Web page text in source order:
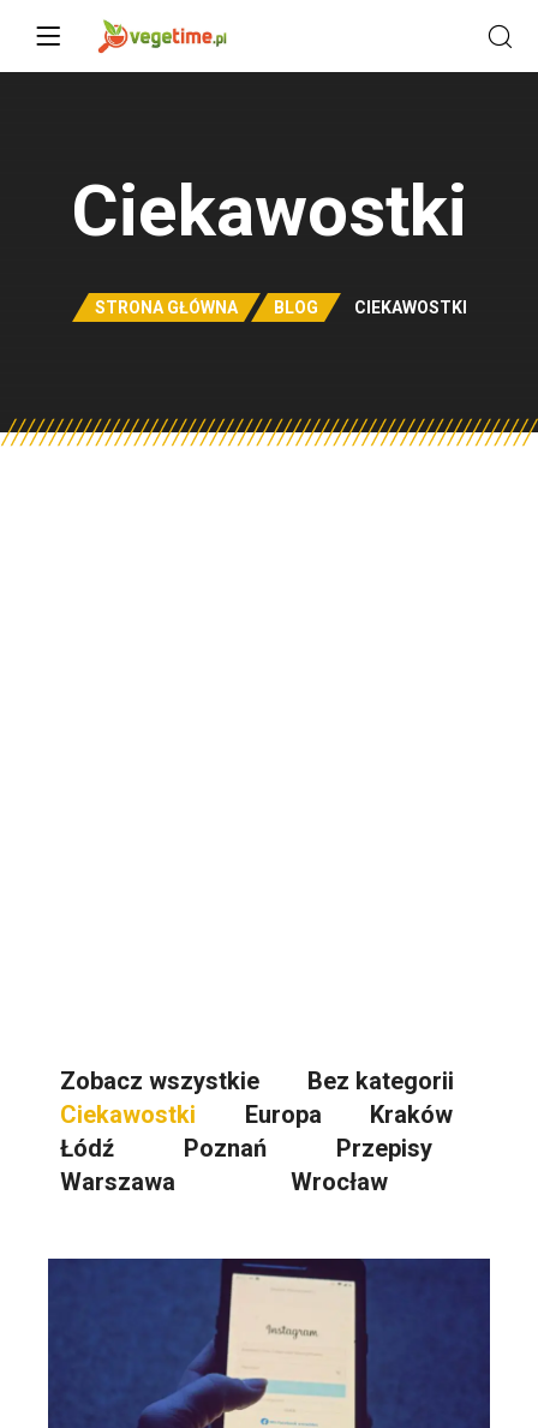
Ciekawostki
STRONA GŁÓWNA BLOG CIEKAWOSTKI
Zobacz wszystkie
Bez kategorii
Ciekawostki
Europa
Kraków
Łódź
Poznań
Przepisy
Warszawa
Wrocław